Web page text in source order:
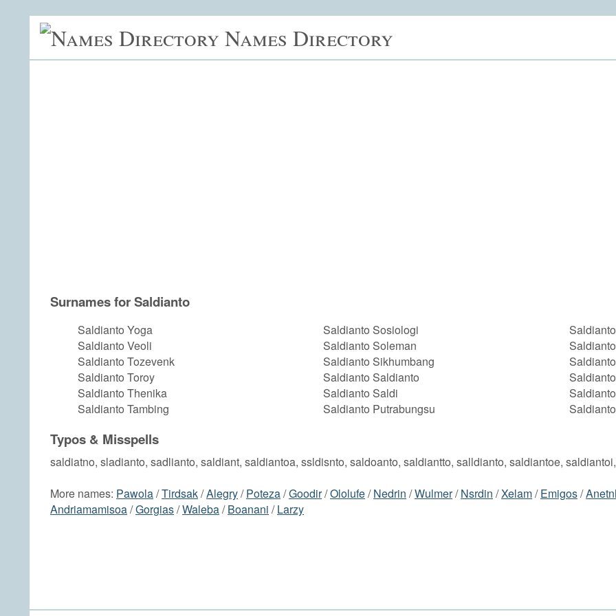
Names Directory
Surnames for Saldianto
Saldianto Yoga
Saldianto Veoli
Saldianto Tozevenk
Saldianto Toroy
Saldianto Thenika
Saldianto Tambing
Saldianto Sosiologi
Saldianto Soleman
Saldianto Sikhumbang
Saldianto Saldianto
Saldianto Saldi
Saldianto Putrabungsu
Typos & Misspells
saldiatno, sladianto, sadlianto, saldiant, saldiantoa, ssldisnto, saldoanto, saldiantto, salldianto, saldiantoe,
More names: Pawola/Tirdsak/Alegry/Poteza/Goodir/Ololufe/Nedrin /Wulmer/Nsrdin /Xelam/Emigos/
Andriamamisoa/Gorgias/Waleba/Boanani /Larzy